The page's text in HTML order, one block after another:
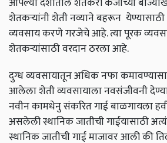
शेतकर्‍यांनी शेती नव्याने बहरून
व्यवसाय करणे गरजेचे आहे. त्या पूरक
शेतकऱ्यांसाठी वरदान ठरला आहे.
दुग्ध व्यवसायातून अधिक नफा
आलेला शेती व्यवसायाला नवसंजीवनी
नवीन कामधेनु संकरित गाई बाळगायला
असलेली स्थानिक जातीची गाईयासाठी
स्थानिक जातीची गाई माजावर आली की